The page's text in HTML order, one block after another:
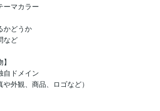
ーマカラー
かどうか
など
自ドメイン
外観、商品、ロゴなど）